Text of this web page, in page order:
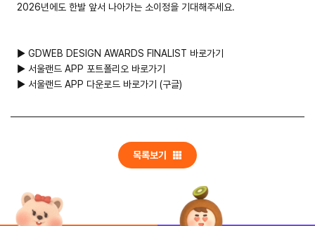
2026년에도 한발 앞서 나아가는 소이정을 기대해주세요.
▶ GDWEB DESIGN AWARDS FINALIST 바로가기
▶ 서울랜드 APP 포트폴리오 바로가기
▶ 서울랜드 APP 다운로드 바로가기 (구글)
목록보기